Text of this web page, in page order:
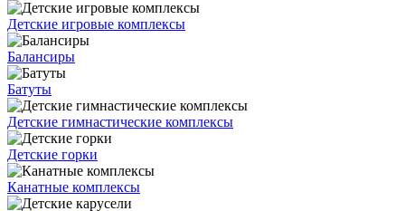
Детские игровые комплексы
Балансиры
Батуты
Детские гимнастические комплексы
Детские горки
Канатные комплексы